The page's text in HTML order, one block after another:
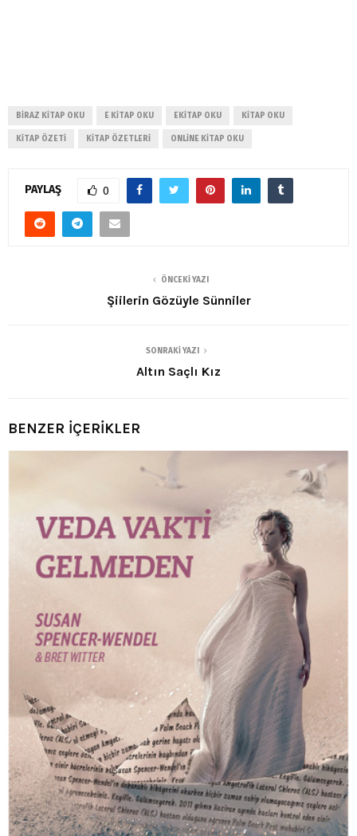
BIRAZ KITAP OKU E KITAP OKU EKITAP OKU KITAP OKU
KITAP ÖZETI KITAP ÖZETLERI ONLINE KITAP OKU
PAYLAŞ 0
ÖNCEKI YAZI
Şiilerin Gözüyle Sünniler
SONRAKI YAZI
Altın Saçlı Kız
BENZER İÇERİKLER